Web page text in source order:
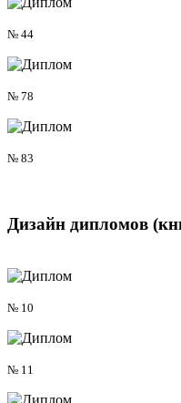
№ 44
№ 78
№ 83
Дизайн дипломов
№ 10
№ 11